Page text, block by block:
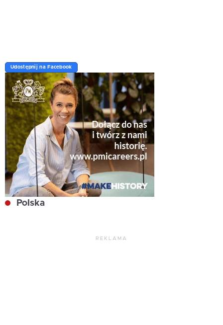
Udostępnij na Facebook
Polska
REKLAMA